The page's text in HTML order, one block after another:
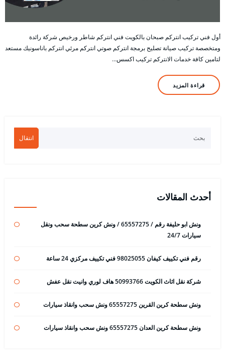
أول فني تركيب انتركم صبحان بالكويت فني انتركم شاطر ورخيص شركة رائدة
ومتخصصة تركيب صيانة تصليح برمجة انتركم صوتي انتركم مرئي انتركم باناسونيك مستعد
لتامين كافة خدمات الانتركم تركيب اكسس…
قراءة المزيد
انتقال
أحدث المقالات
ونش ابو حليفة رقم / 65557275 / ونش كرين سطحة سحب ونقل
سيارات 24/7
رقم فني تكييف كيفان 98025055 فني تكييف مركزي 24 ساعة
شركة نقل اثاث الكويت 50993766 هاف لوري وانيت نقل عفش
ونش سطحة كرين القرين 65557275 ونش سحب وانقاذ سيارات
ونش سطحة كرين العدان 65557275 ونش سحب وانقاذ سيارات